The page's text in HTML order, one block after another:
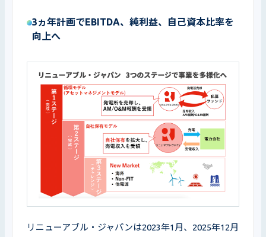
3ヵ年計画でEBITDA、純利益、自己資本比率を
向上へ
リニューアブル・ジャパンは2023年1月、2025年12月